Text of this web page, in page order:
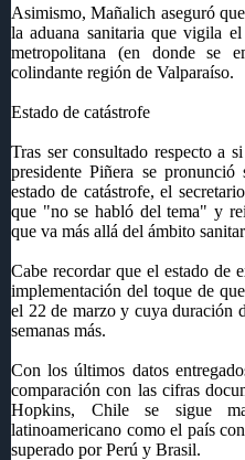
Asimismo, Mañalich aseguró
la aduana sanitaria que vigila
metropolitana (en donde se
colindante región de Valparaíso.
Estado de catástrofe
Tras ser consultado respecto a
presidente Piñera se
estado de catástrofe, el
que "no se habló del tema" y
que va más allá del ámbito
Cabe recordar que el estado de
implementación del toque de
el 22 de marzo y cuya duración
semanas más.
Con los últimos datos
comparación con las cifras
Hopkins, Chile se sigue
latinoamericano como el país
superado por Perú y Brasil.